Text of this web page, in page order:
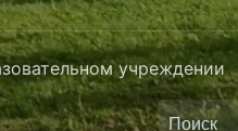
учреждении
Поиск